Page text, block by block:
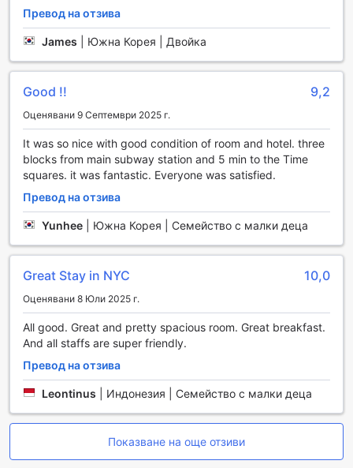
Независимо дали сте опитен атлет или просто искате да
се раздвижите след дългия ден на разглеждане на
забележителности, спортните съоръжения на хотела
тренировка, която ще ви накара да се чувствате
отлично.
Удобства за комфорт и удобство в InterContinental
New York Times Square
InterContinental New York Times Square предлага
разнообразие от удобства, които осигуряват комфорт и
безпроблемен престой на своите гости. За тези, които
ценят удобството, хотелът предлага услуги за пране и
химическо чистене, които гарантират, че вашето
облекло винаги ще изглежда безупречно. Освен това,
услугата за рум-сървиз е на разположение, за да
можете да се насладите на вкусни ястия в уюта на
на хотела. Всеки детайл е внимателно обмислен, за да
осигури на гостите максимално удобство, включително
и възможността за експресно настаняване и
бързо и лесно.
Безопасността на вашите ценности е от първостепенно
значение, затова хотелът предлага сейфове за
съхранение на важни вещи. Консиерж услугата е на
и нужди, от резервации в ресторанти до организиране
Превод на отзива
James Южна Корея | Двойка
Good !! 9,2
Оценявани 9 Септември 2025 г.
It was so nice with good condition of room and hotel. three
blocks from main subway station and 5 min to the Time
squares. it was fantastic. Everyone was satisfied.
Превод на отзива
Yunhee Южна Корея | Семейство с малки деца
Great Stay in NYC 10,0
Оценявани 8 Юли 2025 г.
All good. Great and pretty spacious room. Great breakfast.
And all staffs are super friendly.
Превод на отзива
Leontinus Индонезия | Семейство с малки деца
Показване на още отзиви